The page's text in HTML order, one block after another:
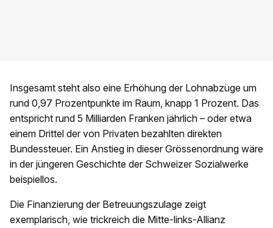
Insgesamt steht also eine Erhöhung der Lohnabzüge um
rund 0,97 Prozentpunkte im Raum, knapp 1 Prozent. Das
entspricht rund 5 Milliarden Franken jährlich – oder etwa
einem Drittel der von Privaten bezahlten direkten
Bundessteuer. Ein Anstieg in dieser Grössenordnung wäre
in der jüngeren Geschichte der Schweizer Sozialwerke
beispiellos.
Die Finanzierung der Betreuungszulage zeigt
exemplarisch, wie trickreich die Mitte-links-Allianz